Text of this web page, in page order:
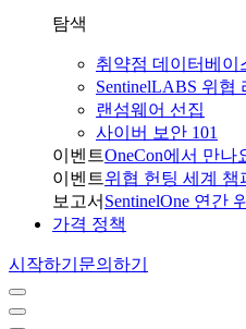
탐색
취약점 데이터베이
SentinelLABS 위협
랜섬웨어 선집
사이버 보안 101
이벤트OneCon에서 만나
이벤트위협 헌팅 세계 챔
보고서 SentinelOne 연간
가격 정책
시작하기 문의하기